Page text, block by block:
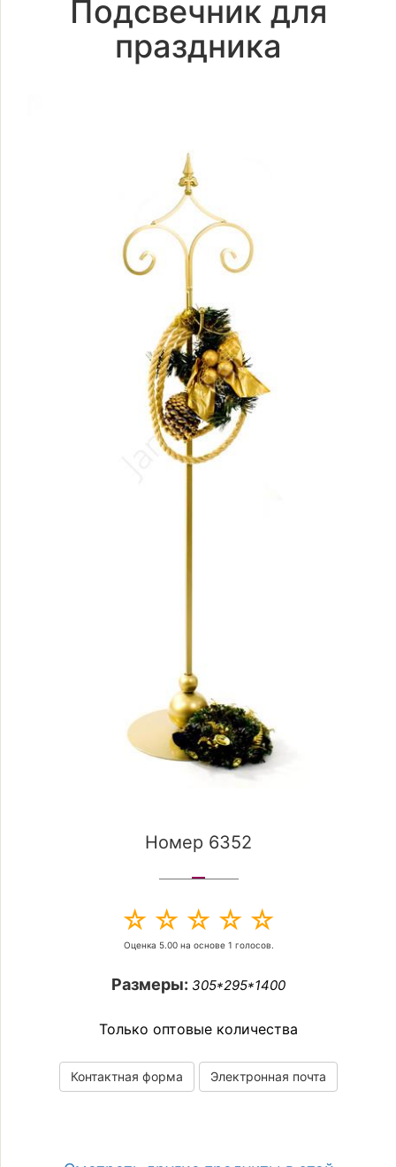
Подсвечник для
праздника
Номер 6352
Оценка 5.00на основе 1 голосов.
Размеры: 305*295*1400
Только оптовые количества
Контактная форма Электронная почта